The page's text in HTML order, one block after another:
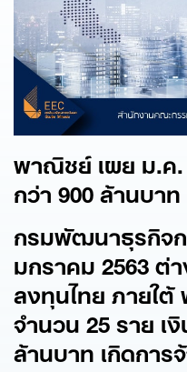
พาณิชย์ เผย ม.ค
กว่า 900ล้านบาท
กรมพัฒนาธุรกิจก
มกราคม 2563ต่
ลงทุนไทย ภายใต้
จำนวน 25ราย เ
ล้านบาท เกิดการ